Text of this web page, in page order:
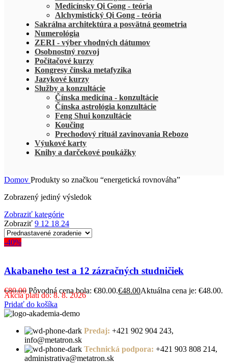
Medicínsky Qi Gong - teória
Alchymistický Qi Gong - teória
Sakrálna architektúra a posvätná geometria
Numerológia
ZERI - výber vhodných dátumov
Osobnostný rozvoj
Počítačové kurzy
Kongresy čínska metafyzika
Jazykové kurzy
Služby a konzultácie
Čínska medicína - konzultácie
Čínska astrológia konzultácie
Feng Shui konzultácie
Koučing
Prechodový rituál zavinovania Rebozo
Výukové karty
Knihy a darčekové poukážky
Domov Produkty so značkou “energetická rovnováha”
Zobrazený jediný výsledok
Zobraziť kategórie
Zobraziť 9 12 18 24
-40%
Akabaneho test a 12 zázračných studničiek
€80.00 Pôvodná cena bola: €80.00.€48.00Aktuálna cena je: €48.00.
Akcia platí do: 8. 8. 2026
Pridať do košíka
Predaj: +421 902 904 243,
info@metatron.sk
Technická podpora: +421 903 808 214,
administrativa@metatron.sk